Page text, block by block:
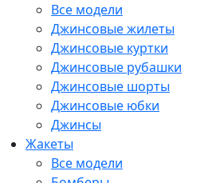
Все модели
Джинсовые жилеты
Джинсовые куртки
Джинсовые рубашки
Джинсовые шорты
Джинсовые юбки
Джинсы
Жакеты
Все модели